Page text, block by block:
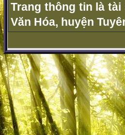
Trang thông tin là
Văn Hóa, huyện